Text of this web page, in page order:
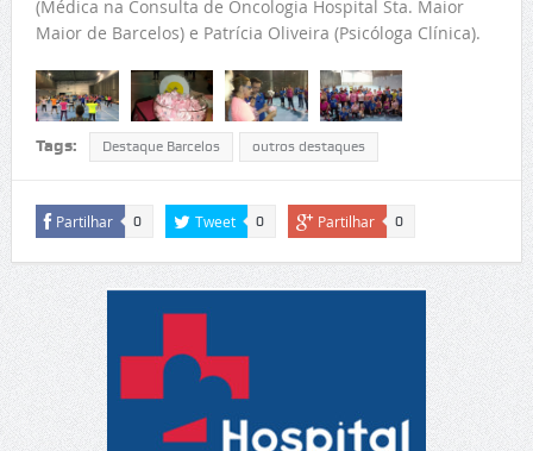
(Médica na Consulta de Oncologia Hospital Sta. Maior
Maior de Barcelos) e Patrícia Oliveira (Psicóloga Clínica).
Tags: Destaque Barcelos outros destaques
Partilhar 0 Tweet 0 Partilhar 0